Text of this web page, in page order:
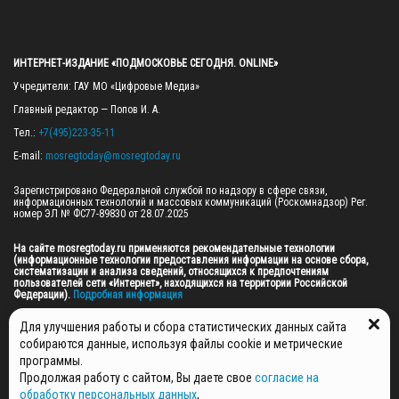
ИНТЕРНЕТ-ИЗДАНИЕ «ПОДМОСКОВЬЕ СЕГОДНЯ. ONLINE»
Учредители: ГАУ МО «Цифровые Медиа»
Главный редактор — Попов И. А.
Тел.: +7(495)223-35-11
E-mail: mosregtoday@mosregtoday.ru
Зарегистрировано Федеральной службой по надзору в сфере связи,
информационных технологий и массовых коммуникаций (Роскомнадзор) Рег.
номер ЭЛ № ФС77-89830 от 28.07.2025
На сайте mosregtoday.ru применяются рекомендательные технологии
(информационные технологии предоставления информации на основе сбора,
систематизации и анализа сведений, относящихся к предпочтениям
пользователей сети «Интернет», находящихся на территории Российской
Федерации). Подробная информация
© 2026 ПРАВА НА ВСЕ МАТЕРИАЛЫ САЙТА ПРИНАДЛЕЖАТ ГАУ МО "ЦИФРОВЫЕ
МЕДИА" (ОГРН: 1255000059467).
ПОЛИТИКА ОБРАБОТКИ И ЗАЩИТЫ ПЕРСОНАЛЬНЫХ ДАННЫХ
Для улучшения работы и сбора статистических данных сайта
собираются данные, используя файлы cookie и метрические
программы.
Продолжая работу с сайтом, Вы даете свое согласие на
обработку персональных данных,